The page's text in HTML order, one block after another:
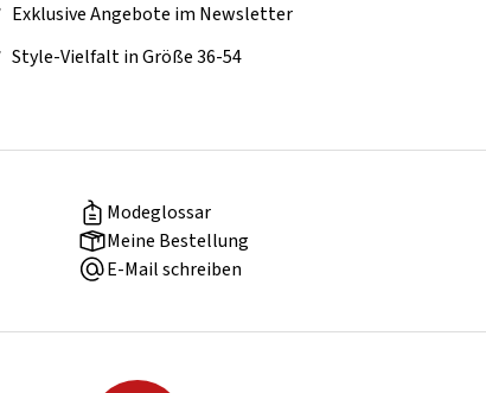
Exklusive Angebote im Newsletter
Style-Vielfalt in Größe 36-54
Modeglossar
Meine Bestellung
E-Mail schreiben